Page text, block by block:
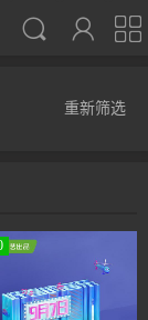



重新筛选